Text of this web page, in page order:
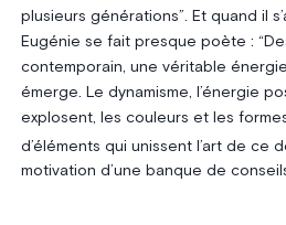
plusieurs générations”. Et quand il
Eugénie se fait presque poète :
contemporain, une véritable
émerge. Le dynamisme, l’énergie
explosent, les couleurs et les
d’éléments qui unissent l’art de ce
motivation d’une banque de